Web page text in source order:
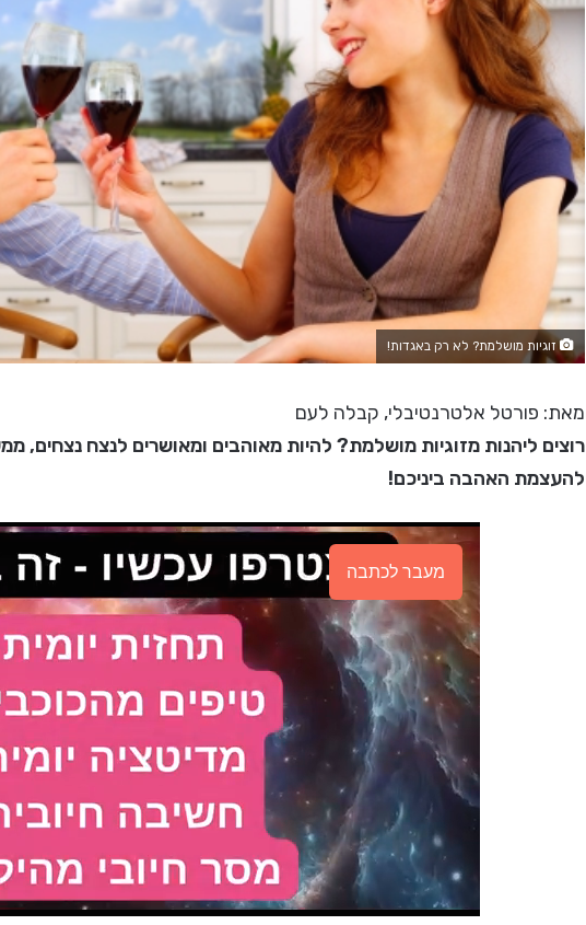
זוגיות מושלמת? לא רק באגדות!
מאת: פורטל אלטרנטיבלי, קבלה לעם
רוצים ליהנות מזוגיות מושלמת? להיות מאוהבים ומאושרים לנצח נצחים,
להעצמת האהבה ביניכם!
מעבר לכתבה